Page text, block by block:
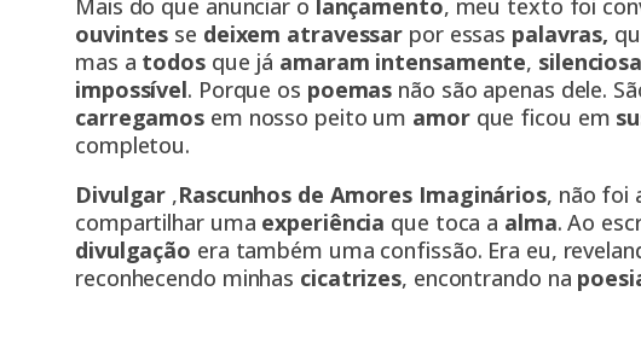
ouvintes se deixem atravessar por essas palavras,
mas a todosque já amaram intensamente,
impossível. Porque os poemas não são apenas dele.
carregamos em nosso peito um amor que ficou em
completou.
Divulgar ,Rascunhos de Amores Imaginários, não foi
compartilhar uma experiência que toca a alma. Ao
divulgação era também uma confissão. Era eu,
reconhecendo minhas cicatrizes, encontrando na